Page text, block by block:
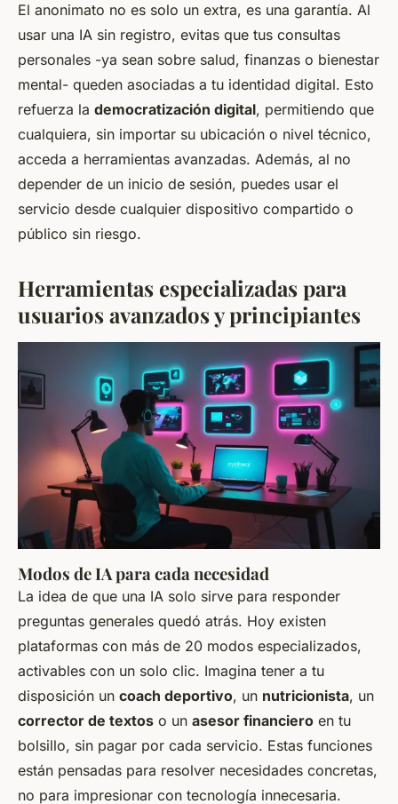
El anonimato no es solo un extra, es una garantía. Al
usar una IA sin registro, evitas que tus consultas
personales -ya sean sobre salud, finanzas o bienestar
mental- queden asociadas a tu identidad digital. Esto
refuerza la democratización digital, permitiendo que
cualquiera, sin importar su ubicación o nivel técnico,
acceda a herramientas avanzadas. Además, al no
depender de un inicio de sesión, puedes usar el
servicio desde cualquier dispositivo compartido o
público sin riesgo.
Herramientas especializadas para
usuarios avanzados y principiantes
Modos de IA para cada necesidad
La idea de que una IA solo sirve para responder
preguntas generales quedó atrás. Hoy existen
plataformas con más de 20 modos especializados,
activables con un solo clic. Imagina tener a tu
disposición un coach deportivo, un nutricionista, un
corrector de textos o un asesor financiero en tu
bolsillo, sin pagar por cada servicio. Estas funciones
están pensadas para resolver necesidades concretas,
no para impresionar con tecnología innecesaria.